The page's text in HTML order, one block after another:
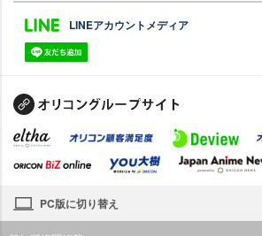
LINEアカウントメディア
PC版に切り替え